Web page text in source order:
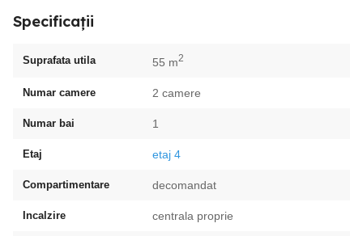
Specificații
Suprafata utila 55 m2
Numar camere 2 camere
Numar bai 1
Etaj etaj 4
Compartimentare decomandat
Incalzire centrala proprie